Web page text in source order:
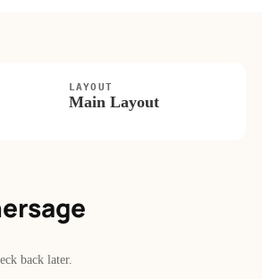
LAYOUT
Main Layout
back later.